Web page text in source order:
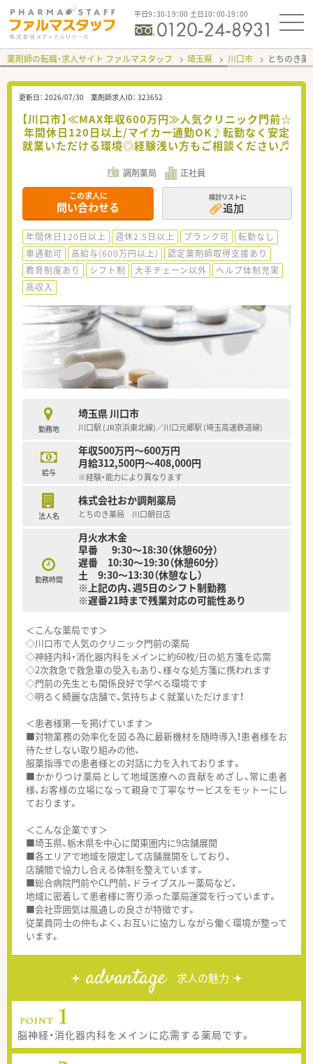
平日9：30-19：00 土日10：00-19：00
薬剤師の転職・求人サイト ファルマスタッフ 埼玉県 川口市 とちのき
更新日： 2026/07/30 薬剤師求人ID： 323652
【川口市】≪MAX年収600万円≫人気クリニック門前☆
年間休日120日以上/マイカー通勤OK♪転勤なく安定
就業いただける環境◎経験浅い方もご相談ください♬
調剤薬局 正社員
この求人に
問い合わせる
検討リストに
追加
年間休日120日以上 週休2.5日以上 ブランク可
転勤なし
車通勤可
高給与(600万円以上)
認定薬剤師取得支援あり
教育制度あり
シフト制 大手チェーン以外
ヘルプ体制充実
高収入
勤務地
埼玉県 川口市
川口駅 (JR京浜東北線)／川口元郷駅 (埼玉高速鉄道線)
給与
年収500万円～600万円
月給312,500円～408,000円
※経験・能力により異なります
法人名
株式会社おか調剤薬局
とちのき薬局 川口朝日店
勤務時間
月火水木金
早番 9:30～18:30（休憩60分）
遅番 10:30～19:30（休憩60分）
土 9:30～13:30（休憩なし）
※上記の内、週5日のシフト制勤務
※遅番21時まで残業対応の可能性あり
＜こんな薬局です＞
◇川口市で人気のクリニック門前の薬局
◇神経内科・消化器内科をメインに約60枚/日の処方箋を応需
◇2次救急で救急車の受入もあり、様々な処方箋に携われます
◇門前の先生とも関係良好で学べる環境です
◇明るく綺麗な店舗で、気持ちよく就業いただけます！
＜患者様第一を掲げています＞
■対物業務の効率化を図る為に最新機材を随時導入！患者様をお
待たせしない取り組みの他、
服薬指導での患者様との対話に力を入れております。
■かかりつけ薬局として地域医療への貢献をめざし、常に患者
様、お客様の立場になって親身で丁寧なサービスをモットーにし
ております。
＜こんな企業です＞
■埼玉県、栃木県を中心に関東圏内に9店舗展開
■各エリアで地域を限定して店舗展開をしており、
店舗間で協力し合える体制を整えています。
■総合病院門前やCL門前、ドライブスルー薬局など、
地域に密着して患者様に寄り添った薬局運営を行っています。
■会社雰囲気は風通しの良さが特徴です。
従業員同士の仲もよく、お互いに協力しながら働く環境が整って
います。
advantage 求人の魅力
脳神経・消化器内科をメインに応需する薬局です。